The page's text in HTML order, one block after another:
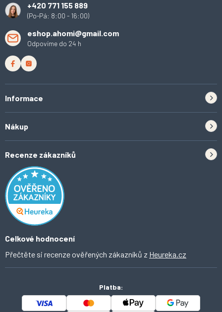
+420 771 155 889
(Po-Pá: 8:00 - 16:00)
eshop.ahomi@gmail.com
Odpovíme do 24 h
Informace
Tipy do kuchyně
Inspirace a trendy
Domácí vychytávky
O Ahomi
Nákup
Odstoupení od smlouvy
Obchodní podmínky
Ochrana osobních údajů
Recenze zákazníků
Celkové hodnocení
Přečtěte si recenze ověřených zákazníků z Heureka.cz
Platba: